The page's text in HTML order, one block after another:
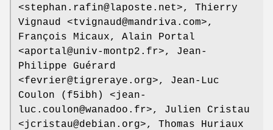
<stephan.rafin@laposte.net>, Thierry
Vignaud <tvignaud@mandriva.com>,
François Micaux, Alain Portal
<aportal@univ-montp2.fr>, Jean-
Philippe Guérard
<fevrier@tigreraye.org>, Jean-Luc
Coulon (f5ibh) <jean-
luc.coulon@wanadoo.fr>, Julien Cristau
<jcristau@debian.org>, Thomas Huriaux